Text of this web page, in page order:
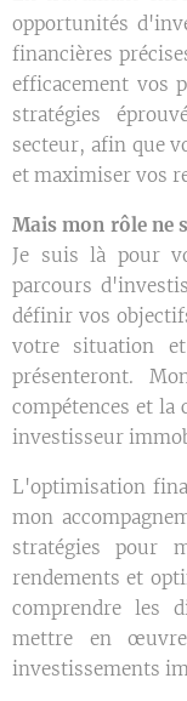
opportunités
financières
efficacement vos
stratégies
secteur, afin que
et maximiser vos
Mais mon rôle ne
Je suis là pour
parcours
définir vos
votre situation
présenteront.
compétences et la
investisseur
L'optimisation
mon
stratégies pour
rendements et
comprendre les
mettre en
investissements